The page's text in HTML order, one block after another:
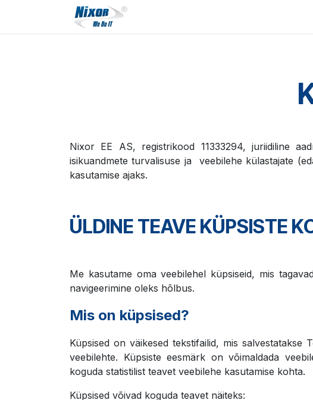
Nixor EE AS, registrikood 11333294, juriidiline
isikuandmete turvalisuse ja veebilehe külastajate
kasutamise ajaks.
ÜLDINE TEAVE KÜPSISTE
Me kasutame oma veebilehel küpsiseid, mis
navigeerimine oleks hõlbus.
Mis on küpsised?
Küpsised on väikesed tekstifailid, mis
veebilehte. Küpsiste eesmärk on võimaldada
koguda statistilist teavet veebilehe kasutamise kohta.
Küpsised võivad koguda teavet näiteks: